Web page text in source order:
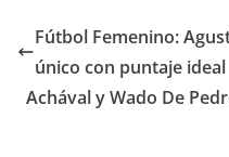
Fútbol Femenino:
único con puntaje ideal
Achával y Wado De